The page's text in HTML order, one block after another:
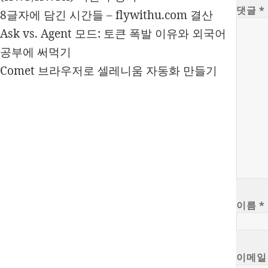
8글자에 담긴 시간들 – flywithu.com 결산
Ask vs. Agent 모드: 토큰 폭발 이유와 외국어
공부에 써먹기
Comet 브라우저로 셀레니움 자동화 만들기
댓글*
이름*
이메